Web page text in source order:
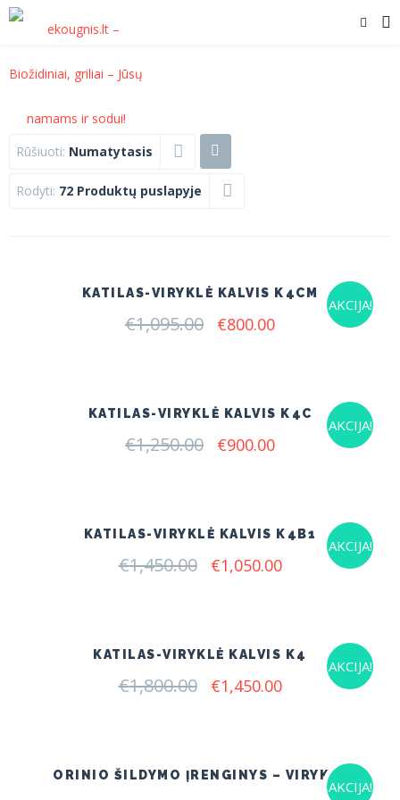
Rūšiuoti: Numatytasis
Rodyti: 72 Produktų puslapyje
AKCIJA!
KATILAS-VIRYKLĖ KALVIS K4CM
€1,095.00 Original
€800.00Current
AKCIJA!
KATILAS-VIRYKLĖ KALVIS K4C
€1,250.00 Original
€900.00Current
AKCIJA!
KATILAS-VIRYKLĖ KALVIS K4B1
€1,450.00 Original
price
€1,050.00Current
AKCIJA!
KATILAS-VIRYKLĖ KALVIS K4
€1,800.00 Original
price
€1,450.00Current
AKCIJA!
ORINIO ŠILDYMO ĮRENGINYS – VIRYKLĖ